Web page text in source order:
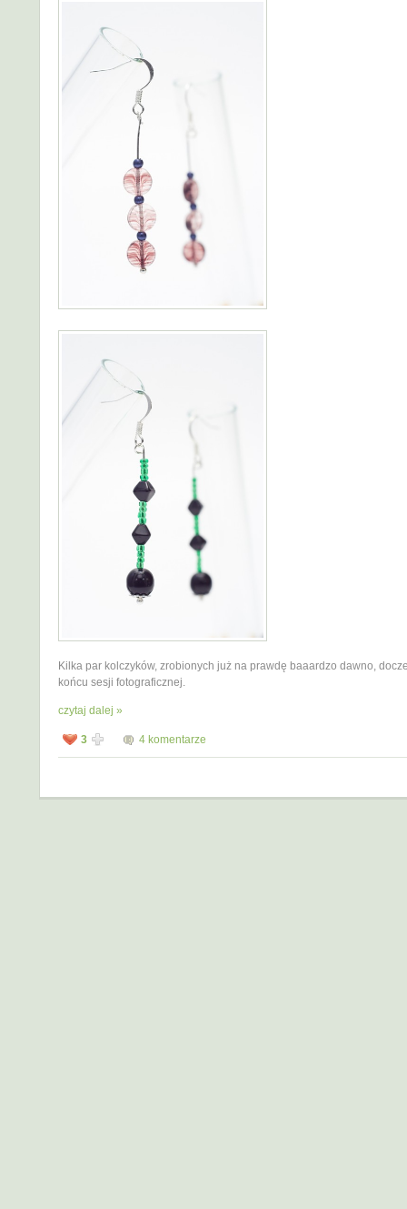
Kilka par kolczyków, zrobionych już na prawdę baaardzo dawno,
końcu sesji fotograficznej.
czytaj dalej »
3 4 komentarze